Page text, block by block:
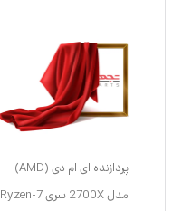
پردازنده ای ام دی (AMD)
مدل 2700X سری Ryzen-7